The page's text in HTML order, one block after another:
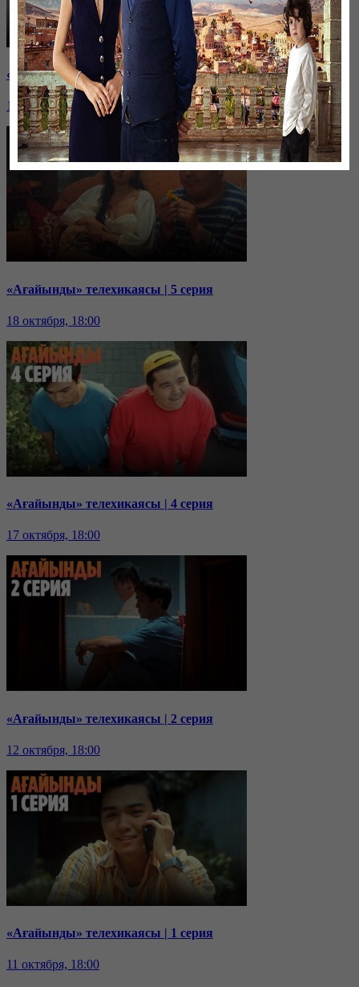
«Ағайынды» телехикаясы | 6 серия
19 октября, 18:00
«Ағайынды» телехикаясы | 5 серия
18 октября, 18:00
«Ағайынды» телехикаясы | 4 серия
17 октября, 18:00
«Ағайынды» телехикаясы | 2 серия
12 октября, 18:00
«Ағайынды» телехикаясы | 1 серия
11 октября, 18:00